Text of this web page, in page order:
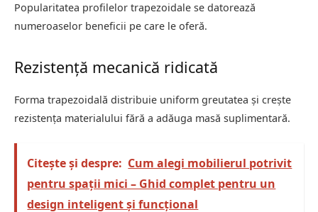
Popularitatea profilelor trapezoidale se datorează
numeroaselor beneficii pe care le oferă.
Rezistență mecanică ridicată
Forma trapezoidală distribuie uniform greutatea și crește
rezistența materialului fără a adăuga masă suplimentară.
Citește și despre: Cum alegi mobilierul potrivit
pentru spații mici – Ghid complet pentru un
design inteligent și funcțional